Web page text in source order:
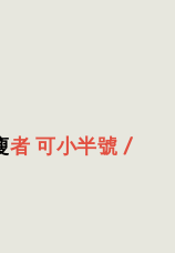
者 可小半號 /